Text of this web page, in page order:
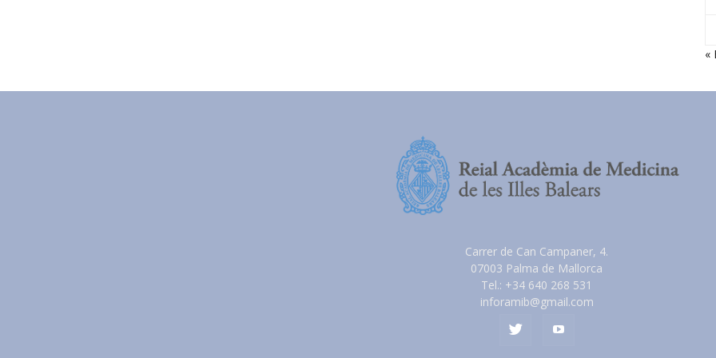
«
Carrer de Can Campaner, 4.
07003 Palma de Mallorca
Tel.: +34 640 268 531
inforamib@gmail.com